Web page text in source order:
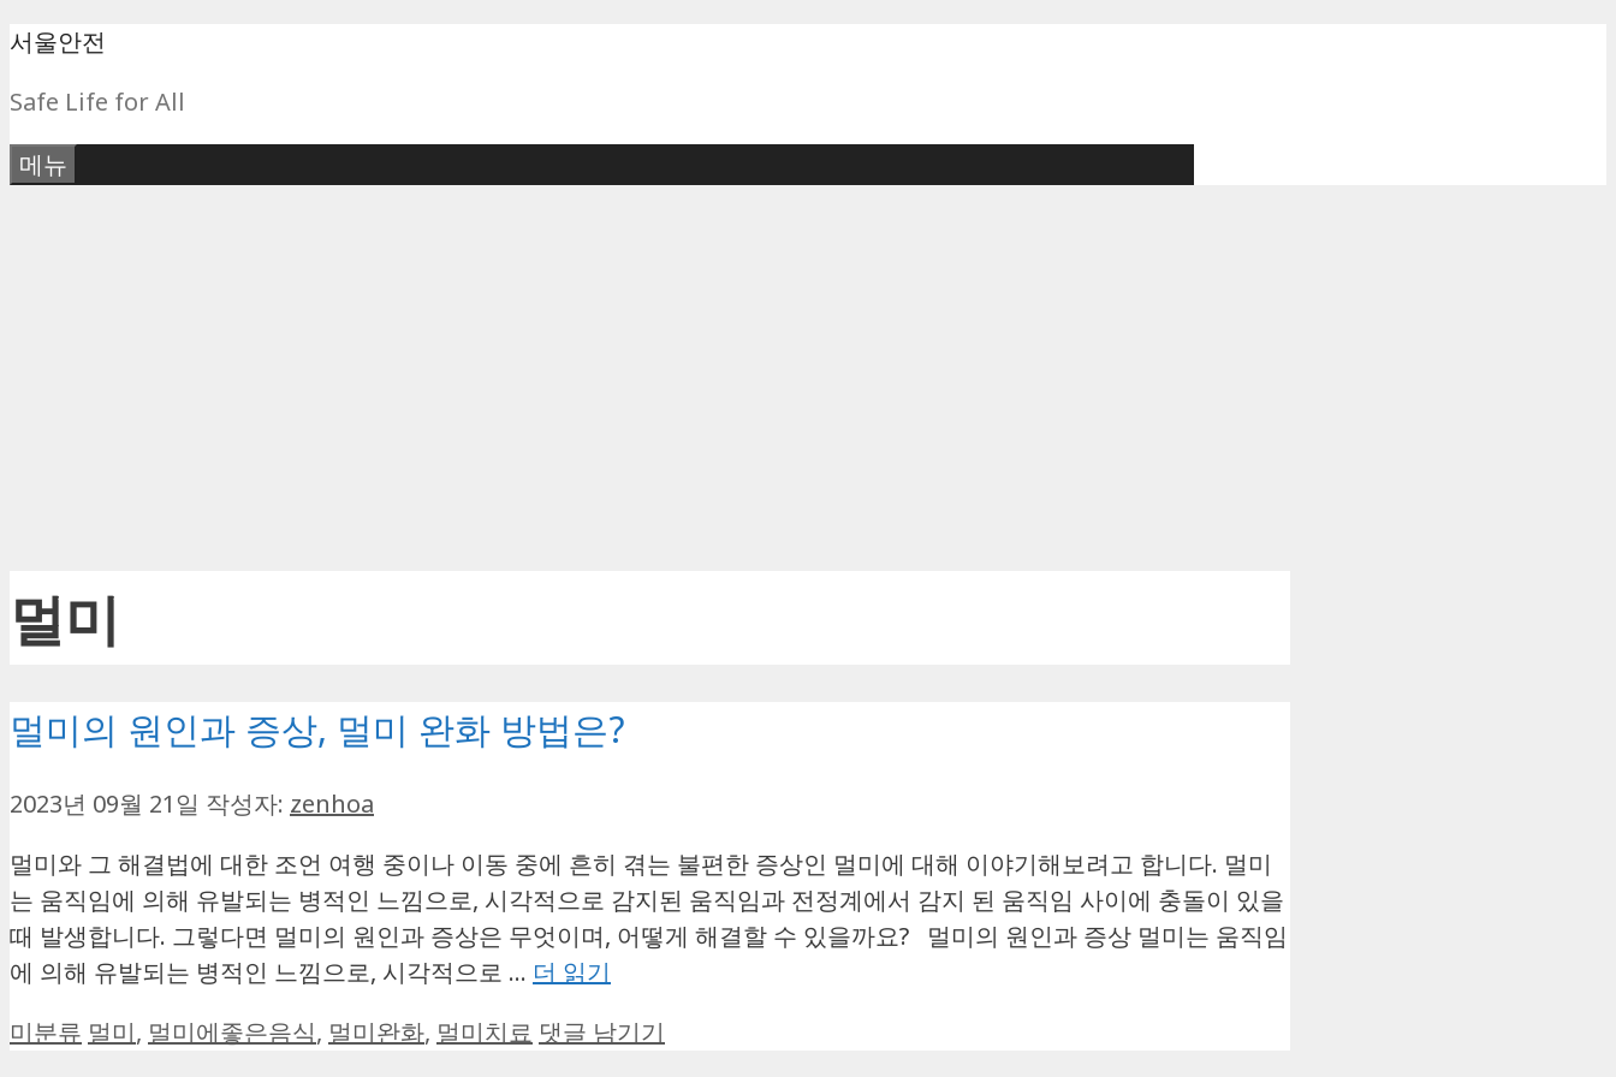
컨
츠
로
건
서울안전
Safe Life for All
메뉴
멀미
멀미의 원인과 증상, 멀미 완화 방법은?
2023년 09월 21일 작성자: zenhoa
멀미와 그 해결법에 대한 조언 여행 중이나 이동 중에 흔히 겪는 불편한 증상인 멀미에 대해 이야기해보려고 합니다. 멀미
는 움직임에 의해 유발되는 병적인 느낌으로, 시각적으로 감지된 움직임과 전정계에서 감지 된 움직임 사이에 충돌이 있을
때 발생합니다. 그렇다면 멀미의 원인과 증상은 무엇이며, 어떻게 해결할 수 있을까요? 멀미의 원인과 증상 멀미는 움직임
에 의해 유발되는 병적인 느낌으로, 시각적으로 … 더 읽기
카
미분류 태
멀미, 멀미에좋은음식, 멀미완화, 멀미치료 댓글 남기기